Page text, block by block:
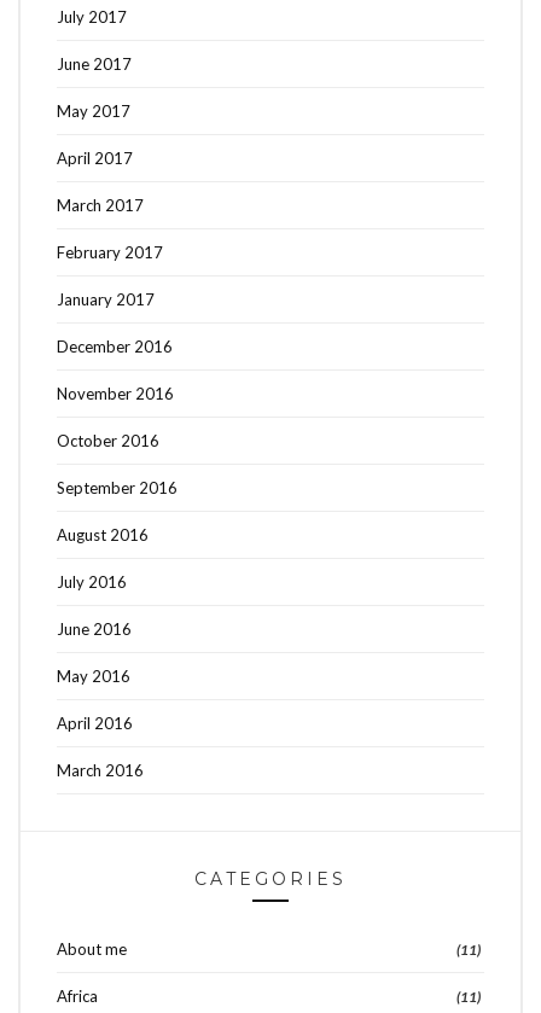
July 2017
June 2017
May 2017
April 2017
March 2017
February 2017
January 2017
December 2016
November 2016
October 2016
September 2016
August 2016
July 2016
June 2016
May 2016
April 2016
March 2016
CATEGORIES
About me (11)
Africa (11)